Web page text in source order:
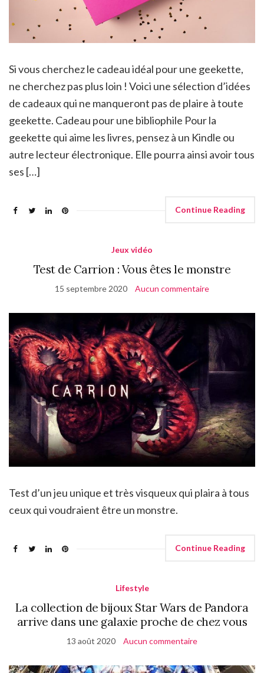
Si vous cherchez le cadeau idéal pour une geekette,
ne cherchez pas plus loin ! Voici une sélection d’idées
de cadeaux qui ne manqueront pas de plaire à toute
geekette. Cadeau pour une bibliophile Pour la
geekette qui aime les livres, pensez à un Kindle ou
autre lecteur électronique. Elle pourra ainsi avoir tous
ses […]
Continue Reading
Jeux vidéo
Test de Carrion : Vous êtes le monstre
15 septembre 2020 Aucun commentaire
Test d’un jeu unique et très visqueux qui plaira à tous
ceux qui voudraient être un monstre.
Continue Reading
Lifestyle
La collection de bijoux Star Wars de Pandora
arrive dans une galaxie proche de chez vous
13 août 2020 Aucun commentaire